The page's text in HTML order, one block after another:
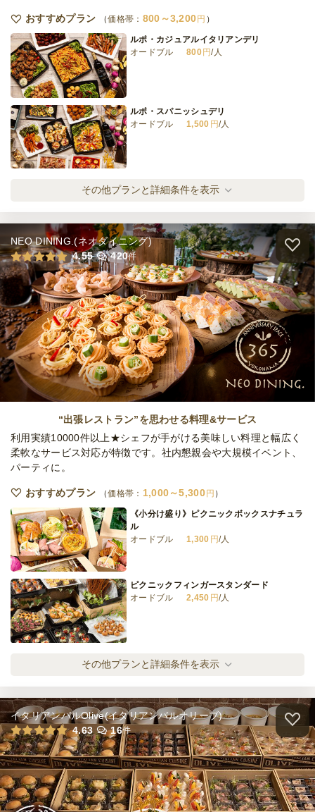
おすすめプラン 価格帯： 800～3,200 円
ルポ・カジュアルイタリアンデリ
オードブル
800 円/人
ルポ・スパニッシュデリ
オードブル
1,500 円/人
ルポ・スタンダードイタリアンデリ
オードブル
900円/人
ルポ・オステリア デリ
オードブル
1,000円/人
ルポ・プレミアムイタリアンデリ
オードブル
1,200円/人
ルポ・沖縄めんそーれデリ
ルポ・リストランテ デリ
オードブル
※定休日を除く営業日換算
最低ご注文金額 15,000円
ケータリング
締切 5日前19時
※定休日を除く営業日換算
定休日 日・祝
最低ご注文金額 98,000円
その他プランと詳細条件を表示
NEO DINING.(ネオダイニング)
4.55
420件
“出張レストラン”を思わせる料理&サービス
利用実績10000件以上★シェフが手がける美味しい料理と幅広く
柔軟なサービス対応が特徴です。社内懇親会や大規模イベント、
パーティに。
おすすめプラン 価格帯： 1,000～5,300円
《小分け盛り》ピクニックボックスナチュラ
ル
オードブル
1,300 円/人
ピクニックフィンガースタンダード
オードブル
2,450 円/人
ケータリング 2,700円/人
ナチュラルカップインボリューミー
ケータリング 3,800円/人
ナチュラルカップインラグジュアリー
その他プランと詳細条件を表示
イタリアンバルOlive(イタリアンバルオリーブ)
4.63
16件